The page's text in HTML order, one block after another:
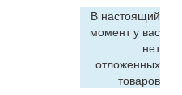
В настоящий
момент у вас
нет
отложенных
товаров